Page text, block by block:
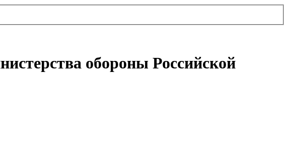
обороны Российской